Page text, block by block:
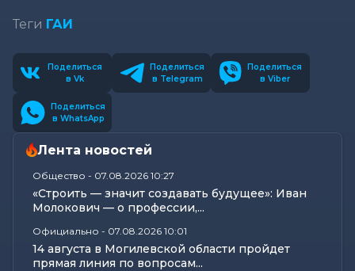
Теги ГАИ
Поделиться
в Vk
Поделиться
в Telegram
Поделиться
в Viber
Поделиться
в WhatsApp
Лента новостей
Общество - 07.08.2026 10:27
«Строить — значит создавать будущее»: Иван
Молокович — о профессии,...
Официально - 07.08.2026 10:01
14 августа в Могилевской области пройдет
прямая линия по вопросам...